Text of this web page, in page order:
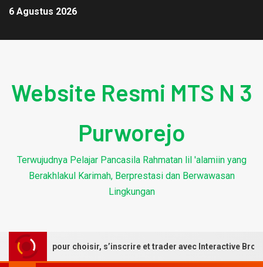
6 Agustus 2026
Website Resmi MTS N 3
Purworejo
Terwujudnya Pelajar Pancasila Rahmatan lil 'alamiin yang
Berakhlakul Karimah, Berprestasi dan Berwawasan
Lingkungan
à pas pour choisir, s’inscrire et trader avec Interactive Brokers